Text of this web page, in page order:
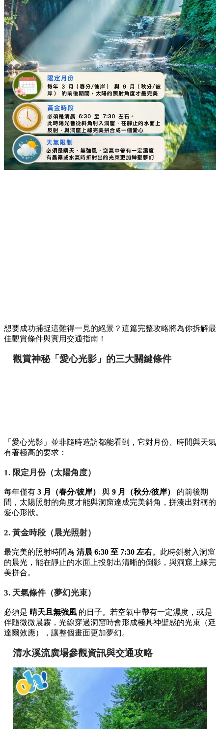
想要成功捕捉這難得一見的絕景？這篇完整攻略將為你拆解最
佳觀賞條件與實用交通指南！
觀賞神秘「愛心光影」的三大關鍵條件
「愛心光影」並非隨時造訪都能看到，它對月份、時間與天氣
有著極高的要求：
1. 限定月份（太陽角度）
每年僅有 3 月（春分/彼岸） 與 9 月（秋分/彼岸）
的前後期
間，太陽照射的角度才能與洞窟達成完美斜角，拼湊出對稱的
愛心形狀。
2. 黃金時段（晨光照射）
最完美的照射時間為 清晨 6:30 至 7:30 左右。此時斜射入洞窟
的晨光，能在靜止的水面上投射出清晰的倒影，與洞窟上緣完
美拼合。
3. 天氣條件（夢幻光束）
必須是 晴天且無強風 的日子。若空氣中帶有一定濕度，或是
伴隨微微晨霧，光線穿過洞窟時會形成極具神聖感的光束（廷
達爾效應），讓整個畫面更加夢幻。
清水溪流廣場參觀資訊與交通攻略